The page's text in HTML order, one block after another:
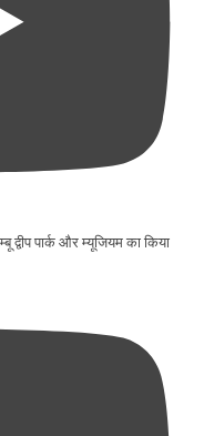
द्वीप पार्क और म्यूजियम का किया